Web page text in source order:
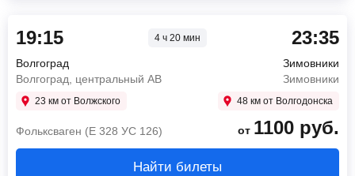
19:15 4 ч 20 мин
Волгоград
Волгоград, центральный АВ
23 км от Волжского
23:35
Зимовники
Зимовники
48 км от Волгодонска
Фольксваген (Е 328 УС 126) от 1100 руб.
Найти билеты